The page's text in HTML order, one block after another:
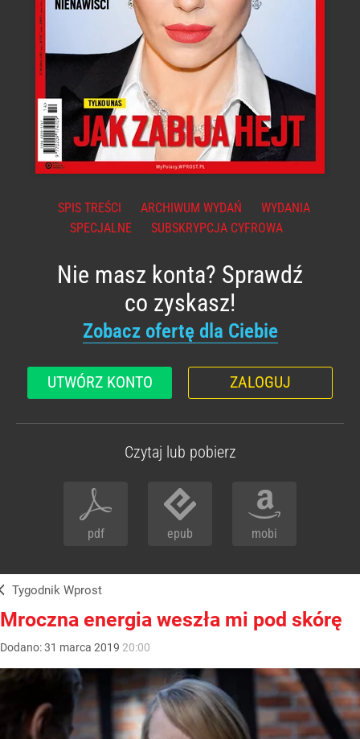
SPIS TREŚCI ARCHIWUM WYDAŃ
WYDANIA
SPECJALNE
SUBSKRYPCJA CYFROWA
Nie masz konta? Sprawdź
co zyskasz!
Zobacz ofertę dla Ciebie
UTWÓRZ KONTO ZALOGUJ
Czytaj lub pobierz
pdf epub mobi
Tygodnik Wprost
Mroczna energia weszła mi pod skórę
Dodano:31 marca 2019 20:00